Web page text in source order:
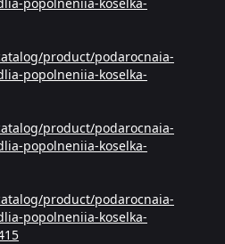
product/podarocnaia-
popolneniia-koselka-
product/podarocnaia-
popolneniia-koselka-
product/podarocnaia-
popolneniia-koselka-